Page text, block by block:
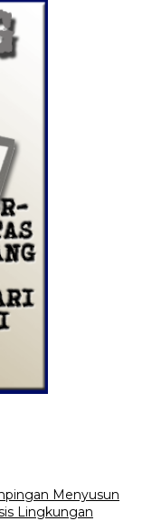
Menyusun
Lingkungan